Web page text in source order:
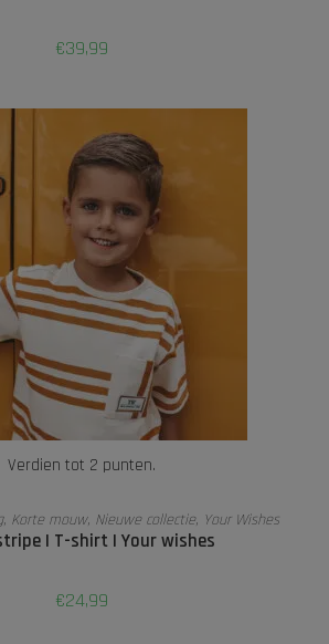
€39,99
Verdien tot 2 punten.
OPTIES SELECTEREN
, Korte mouw, Nieuwe collectie, Your Wishes
| T-shirt | Your wishes
€24,99